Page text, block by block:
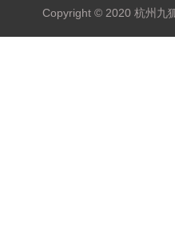
Copyright © 2020 杭州九